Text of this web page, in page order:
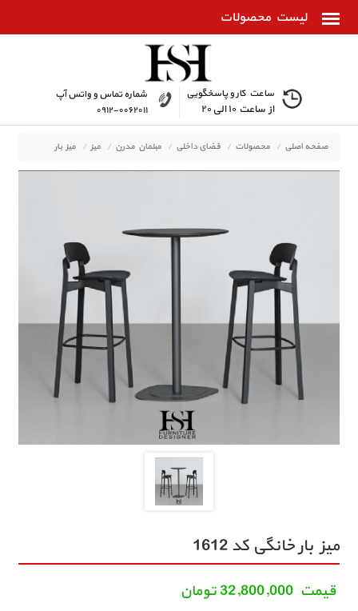
ساعت کار و پاسخگویی
از ساعت ۱۰ الی ۲۰
شماره تماس و واتس آپ
۰۹۱۲-۰۰۶۲۰۱۱
صفحه اصلی محصولات فضای داخلی مبلمان مدرن میز میز بار
میز بار خانگی کد 1612
قيمت32,800,000تومان